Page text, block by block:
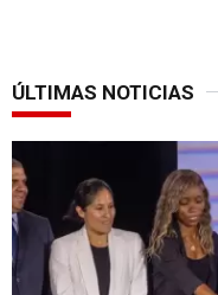
ÚLTIMAS NOTICIAS